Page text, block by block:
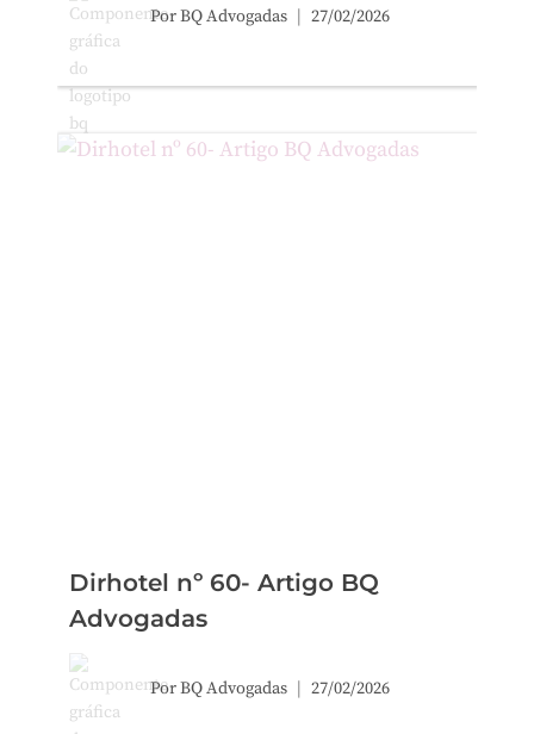
PorBQ Advogadas 27/02/2026
Dirhotel nº 60- Artigo BQ
Advogadas
PorBQ Advogadas 27/02/2026